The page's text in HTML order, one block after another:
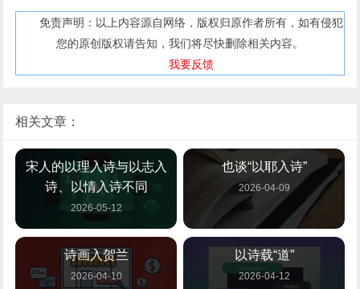
免责声明：以上内容源自网络，版权归原作者所有，如有侵犯
您的原创版权请告知，我们将尽快删除相关内容。
我要反馈
相关文章：
宋人的以理入诗与以志入
诗、以情入诗不同
2026-05-12
也谈“以耶入诗”
2026-04-09
诗画入贺兰
2026-04-10
以诗载“道”
2026-04-12